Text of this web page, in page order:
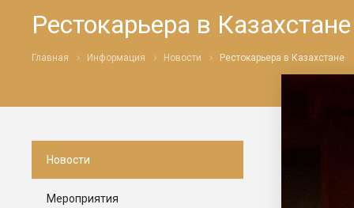
Рестокарьера в Казахстане
Главная Информация Новости Рестокарьера в Казахстане
Новости
Мероприятия